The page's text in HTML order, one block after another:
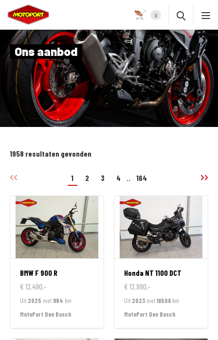
0
Ons aanbod
1958 resultaten gevonden
1 2 3 4 .. 164
BMW F 900 R
€ 12.490,-
Uit 2025 met 984 km
MotoPort Den Bosch
Honda NT 1100 DCT
€ 12.990,-
Uit 2023 met16506 km
MotoPort Den Bosch